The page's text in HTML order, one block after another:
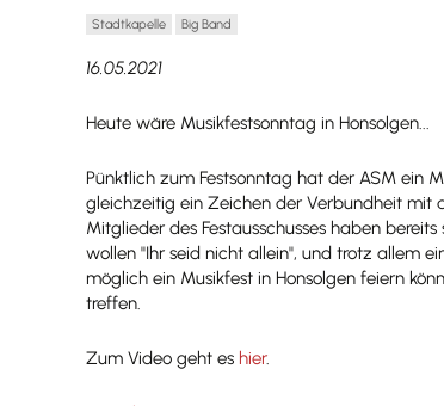
Stadtkapelle Big Band
16.05.2021
Heute wäre Musikfestsonntag in Honsolgen...
Pünktlich zum Festsonntag hat der ASM ein
gleichzeitig ein Zeichen der Verbundheit mit
Mitglieder des Festausschusses haben
wollen "Ihr seid nicht allein", und trotz allem
möglich ein Musikfest in Honsolgen feiern
treffen.
Zum Video geht es hier.